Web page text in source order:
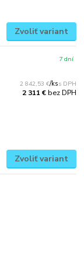
Zvoliť variant
2 842,53 €/ks
2 311 €bez DPH
7 dní
Zvoliť variant